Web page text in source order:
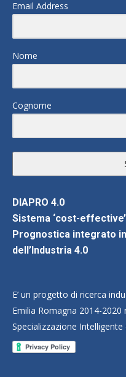
Email Address
Nome
Cognome
DIAPRO 4.0
Sistema ‘cost-
Prognostica integrato
dell’Industria 4.0
E’ un progetto di ricerca
Emilia Romagna 2014-2020
Specializzazione Intelligente